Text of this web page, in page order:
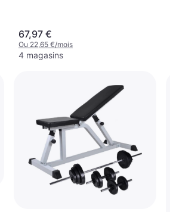
67,97 €
Ou 22,65 €/mois
4 magasins